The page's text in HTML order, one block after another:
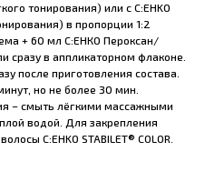
тонирования) или с C:EHKO
в пропорции 1:2
+ 60 мл С:ЕНКО Пероксан/
сразу в аппликаторном флаконе.
после приготовления состава.
но не более 30 мин.
– смыть лёгкими массажными
водой. Для закрепления
C:EHKO STABILET® COLOR.